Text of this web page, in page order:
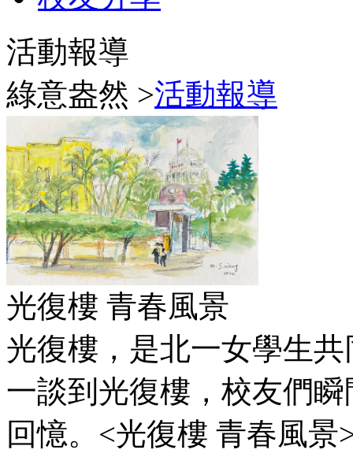
活動報導
綠意盎然 >活動報導
光復樓 青春風景
光復樓，是北一女學生
一談到光復樓，校友們
回憶。<光復樓 青春風